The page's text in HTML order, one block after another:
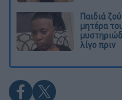
Παιδιά
μητέρα
λίγο πριν